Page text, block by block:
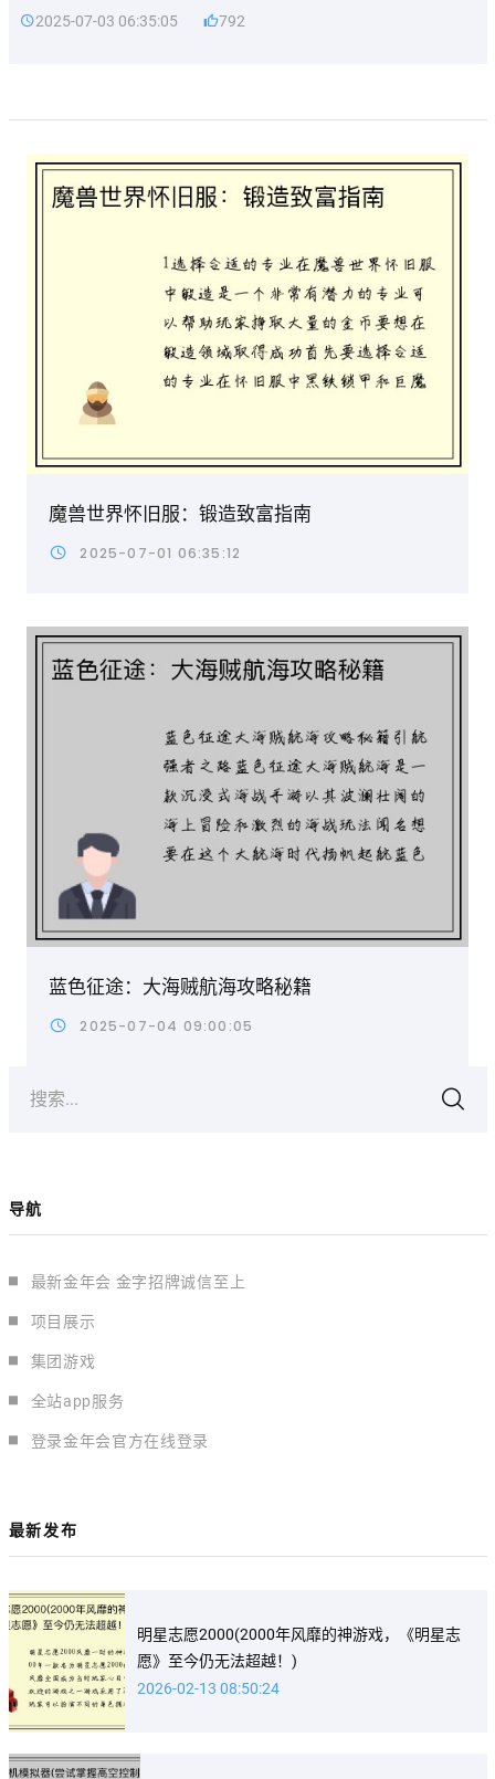
2025-07-03 06:35:05 792
魔兽世界怀旧服：锻造致富指南
2025-07-01 06:35:12
蓝色征途：大海贼航海攻略秘籍
2025-07-04 09:00:05
搜索...
导航
最新金年会 金字招牌诚信至上
项目展示
集团游戏
全站app服务
登录金年会官方在线登录
最新发布
明星志愿2000(2000年风靡的神游戏，《明星志
愿》至今仍无法超越！)
2026-02-13 08:50:24